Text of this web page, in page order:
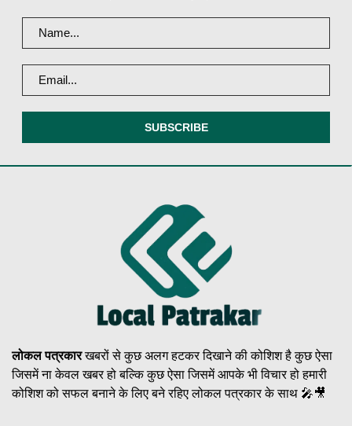
लोकल पत्रकारखबरों से कुछ अलग हटकर दिखाने की कोशिश है कुछ ऐसा
जिसमें ना केवल खबर हो बल्कि कुछ ऐसा जिसमें आपके भी विचार हो हमारी
कोशिश को सफल बनाने के लिए बने रहिए लोकल पत्रकार के साथ 🎤🎥